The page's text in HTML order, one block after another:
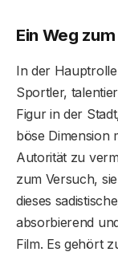
Ein Weg
In der
Sportler,
Figur in der
böse Dimension
Autorität zu
zum Versuch,
dieses
absorbierend
Film. Es gehört